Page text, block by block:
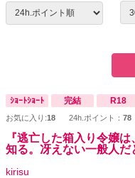
ｼｮｰﾄｼｮｰﾄ 完結 R18
お気に入り:18 24h.ポイント： 78
『逃亡した箱入り令嬢
知る。冴えない一般人だ
kirisu